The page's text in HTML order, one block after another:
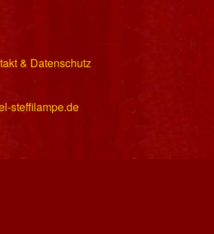
& Datenschutz
steffilampe.de